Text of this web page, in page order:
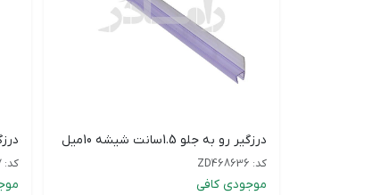
درزگیر رو به جلو 1.5سانت شیشه 10میل
کد: ZD468636
موجودی کافی
کد: BD278217